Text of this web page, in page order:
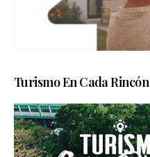
Turismo En Cada Rincón